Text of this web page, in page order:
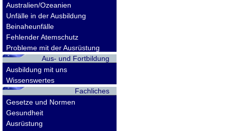
Australien/Ozeanien
Unfälle in der Ausbildung
Beinaheunfälle
Fehlender Atemschutz
Probleme mit der Ausrüstung
Aus- und Fortbildung
Ausbildung mit uns
Wissenswertes
Fachliches
Gesetze und Normen
Gesundheit
Ausrüstung